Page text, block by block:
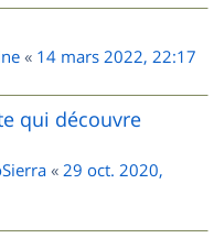
« 14 mars 2022, 22:17
qui découvre
« 29 oct. 2020,